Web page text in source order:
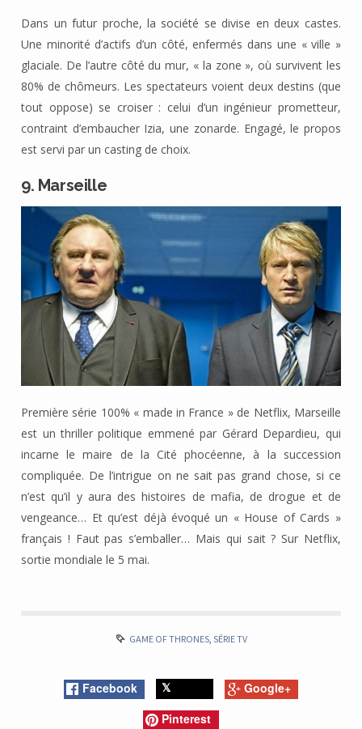
Dans un futur proche, la société se divise en deux castes.
Une minorité d’actifs d’un côté, enfermés dans une « ville »
glaciale. De l’autre côté du mur, « la zone », où survivent les
80% de chômeurs. Les spectateurs voient deux destins (que
tout oppose) se croiser : celui d’un ingénieur prometteur,
contraint d’embaucher Izia, une zonarde. Engagé, le propos
est servi par un casting de choix.
9. Marseille
Première série 100% « made in France » de Netflix, Marseille
est un thriller politique emmené par Gérard Depardieu, qui
incarne le maire de la Cité phocéenne, à la succession
compliquée. De l’intrigue on ne sait pas grand chose, si ce
n’est qu’il y aura des histoires de mafia, de drogue et de
vengeance… Et qu’est déjà évoqué un « House of Cards »
français ! Faut pas s’emballer… Mais qui sait ? Sur Netflix,
sortie mondiale le 5 mai.
GAME OF THRONES,SÉRIE TV
Facebook Twitter
Google+
Pinterest